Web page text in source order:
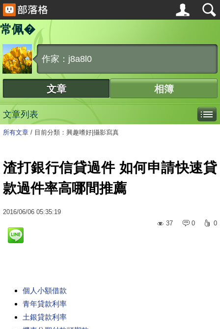
常佩�
作家：j8a8l0
文章 相簿
文章列表
所有文章 / 目前分類：興趣嗜好|攝影寫真
渣打銀行信貸過件 如何申請快速貸
款過件率高哪間推薦
2016/06/06 05:35:19
37
0 0
個人小額借款
青年貸款利率
土銀貸款利率